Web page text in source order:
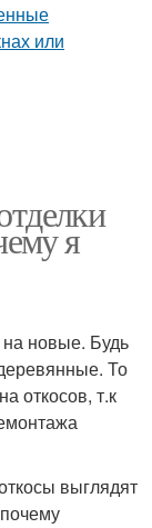
я
на новые. Будь
То
откосов, т.к
выглядят